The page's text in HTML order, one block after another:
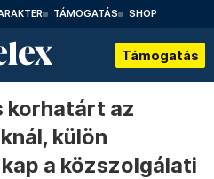
TÁMOGATÁS SHOP
Támogatás
korhatárt az
külön
a közszolgálati